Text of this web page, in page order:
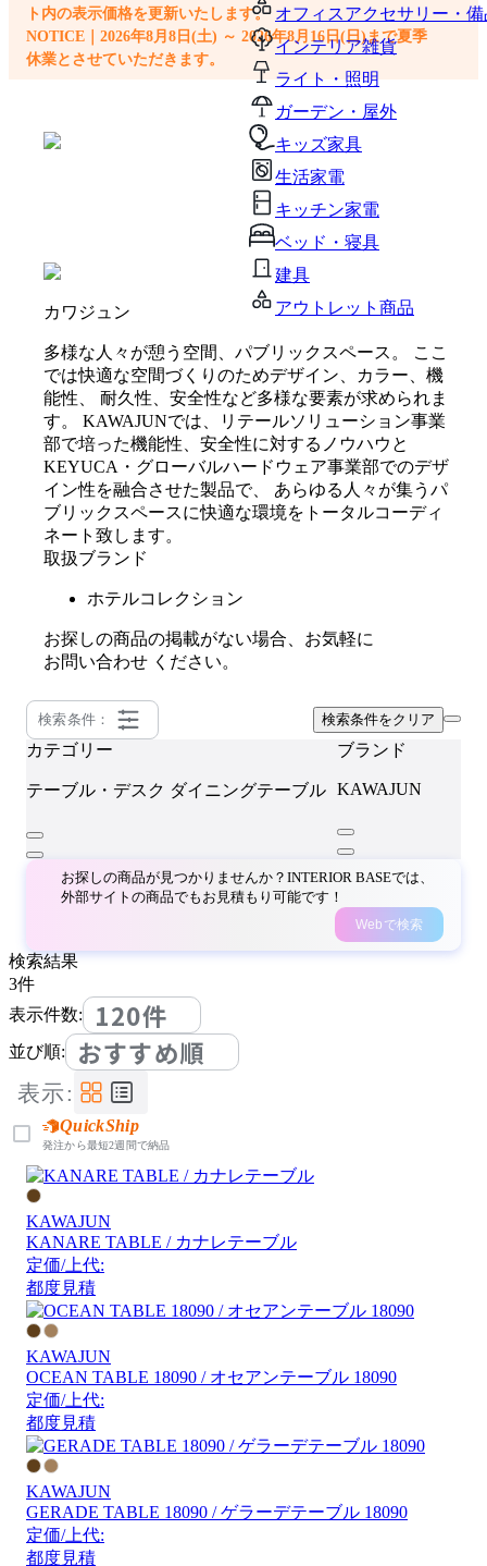
オフィスアクセサリー・備
インテリア雑貨
ライト・照明
ガーデン・屋外
キッズ家具
生活家電
キッチン家電
ベッド・寝具
建具
アウトレット商品
ト内の表示価格を更新いたします。
NOTICE｜2026年8月8日(土) ～ 2026年8月16日(日)まで夏季
休業とさせていただきます。
カワジュン
多様な人々が憩う空間、パブリックスペース。 ここ
では快適な空間づくりのためデザイン、カラー、機
能性、 耐久性、安全性など多様な要素が求められま
す。 KAWAJUNでは、リテールソリューション事業
部で培った機能性、安全性に対するノウハウと
KEYUCA・グローバルハードウェア事業部でのデザ
イン性を融合させた製品で、 あらゆる人々が集うパ
ブリックスペースに快適な環境をトータルコーディ
ネート致します。
取扱ブランド
ホテルコレクション
お探しの商品の掲載がない場合、お気軽に
お問い合わせ ください。
検索条件： 検索条件をクリア
カテゴリー
テーブル・デスク ダイニングテーブル
ブランド
KAWAJUN
お探しの商品が見つかりませんか？INTERIOR BASEでは、
外部サイトの商品でもお見積もり可能です！
Webで検索
検索結果
3件
表示件数:
120件
並び順: おすすめ順
表示:
QuickShip
発注から最短2週間で納品
KAWAJUN
KANARE TABLE / カナレテーブル
定価/上代:
都度見積
KAWAJUN
OCEAN TABLE 18090 / オセアンテーブル 18090
定価/上代:
都度見積
KAWAJUN
GERADE TABLE 18090 / ゲラーデテーブル 18090
定価/上代:
都度見積